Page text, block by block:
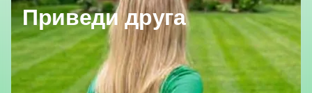
Приведи друга